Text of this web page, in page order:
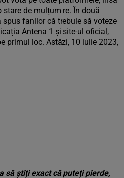
stare de mulțumire. În două
spus fanilor că trebuie să voteze
Antena 1 și site-ul oficial,
primul loc. Astăzi, 10 iulie 2023,
să știți exact că puteți pierde,